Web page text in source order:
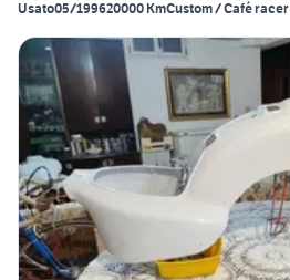
Usato05/199620000 KmCustom / Café racer